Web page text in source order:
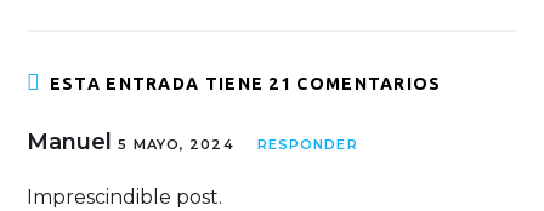
ESTA ENTRADA TIENE 21 COMENTARIOS
Manuel5 MAYO, 2024 RESPONDER
Imprescindible post.